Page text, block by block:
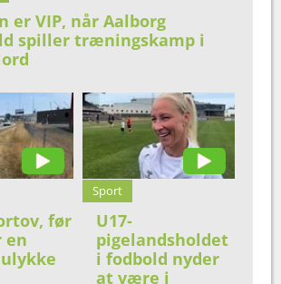
er VIP, når Aalborg
spiller træningskamp i
før
en
Sport
U17-
pigelandsholdet
i fodbold nyder
at være i